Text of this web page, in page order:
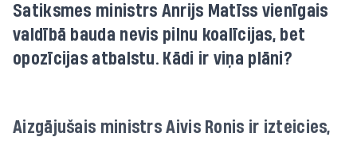
Satiksmes ministrs Anrijs Matīss vienīgais
valdībā bauda nevis pilnu koalīcijas, bet
opozīcijas atbalstu. Kādi ir viņa plāni?
Aizgājušais ministrs Aivis Ronis ir izteicies,